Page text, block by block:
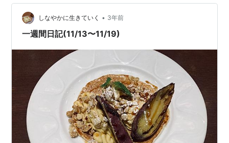
しなやかに生きていく • 3年前
一週間日記(11/13〜11/19)